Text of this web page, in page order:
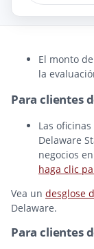
El monto
la
Para clientes
Las
Delaware
negocios
haga clic
Vea un desglose
Delaware.
Para clientes